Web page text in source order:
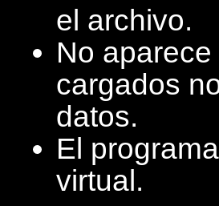
el archivo.
No
cargados
datos.
El
virtual.